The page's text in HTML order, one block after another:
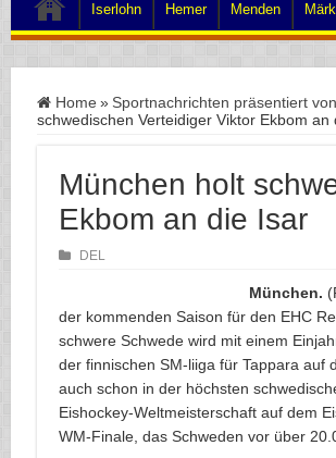
Iserlohn Hemer Menden
Home » Sportnachrichten präsentiert
schwedischen Verteidiger Viktor Ekbom an
München holt
Ekbom an die Isar
DEL
München.
der kommenden Saison für den EHC
schwere Schwede wird mit einem
der finnischen SM-liiga für Tappara auf
auch schon in der höchsten
Eishockey-Weltmeisterschaft auf dem
WM-Finale, das Schweden vor über